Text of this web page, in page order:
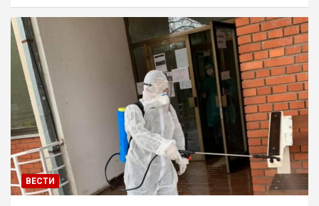
ВЕСТИ